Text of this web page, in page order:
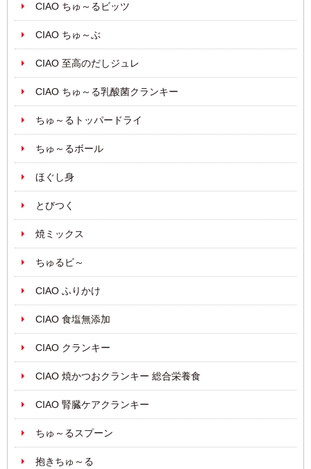
CIAO ちゅ～るビッツ
CIAO ちゅ～ぶ
CIAO 至高のだしジュレ
CIAO ちゅ～る乳酸菌クランキー
ちゅ～るトッパードライ
ちゅ～るボール
ほぐし身
とびつく
焼ミックス
ちゅるビ～
CIAO ふりかけ
CIAO 食塩無添加
CIAO クランキー
CIAO 焼かつおクランキー 総合栄養食
CIAO 腎臓ケアクランキー
ちゅ～るスプーン
抱きちゅ～る